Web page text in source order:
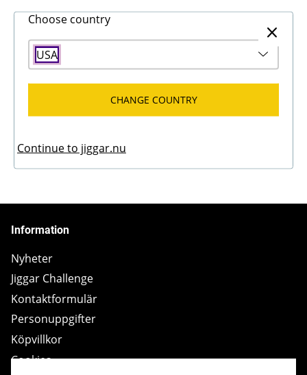
Choose country
USA
CHANGE COUNTRY
Continue to jiggar.nu
Information
Nyheter
Jiggar Challenge
Kontaktformulär
Personuppgifter
Köpvillkor
Cookies